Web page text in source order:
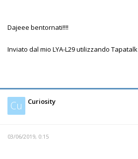
Dajeee bentornati!!!!
Inviato dal mio LYA-L29 utilizzando Tapatalk
Cu Curiosity
03/06/2019, 0:15